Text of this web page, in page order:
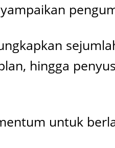
hingga
untuk